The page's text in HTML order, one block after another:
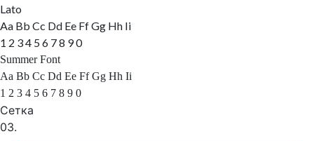
Lato
Aa Bb Cc Dd Ee Ff Gg Hh Ii
1 2 3 4 5 6 7 8 9 0
Summer Font
Aa Bb Cc Dd Ee Ff Gg Hh Ii
1 2 3 4 5 6 7 8 9 0
Сетка
03.